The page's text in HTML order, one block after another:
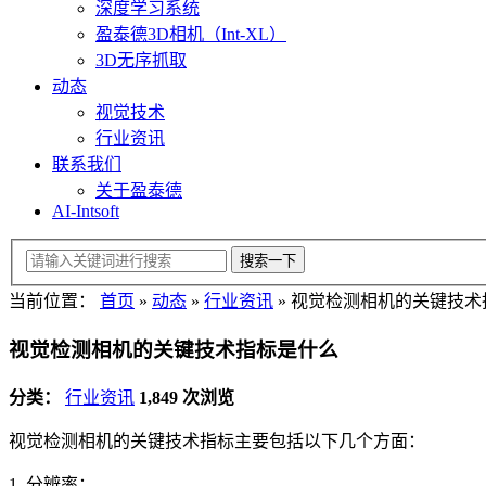
深度学习系统
盈泰德3D相机（Int-XL）
3D无序抓取
动态
视觉技术
行业资讯
联系我们
关于盈泰德
AI-Intsoft
当前位置： 首页 » 动态 » 行业资讯 » 视觉检测相机的关键技术
视觉检测相机的关键技术指标是什么
分类： 行业资讯 1,849 次浏览
视觉检测相机的关键技术指标主要包括以下几个方面：